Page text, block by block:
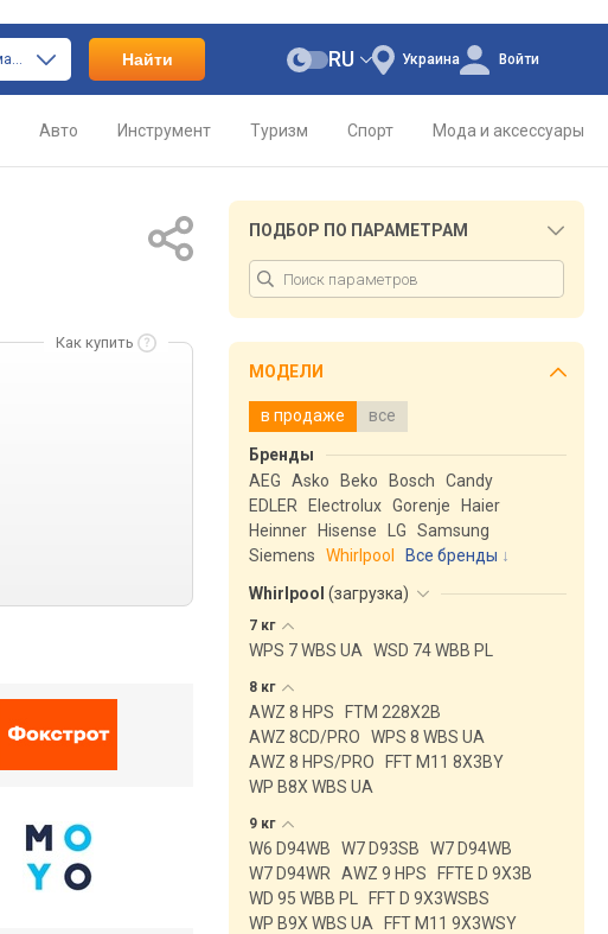
только сушильные машины Найти Украина
RU Войти
Авто Инструмент Туризм Спорт Мода и аксессуары
Как купить
ПОДБОР ПО ПАРАМЕТРАМ
МОДЕЛИ
в продаже все
Бренды
AEG
Asko Beko Bosch
Candy
EDLER
Electrolux Gorenje
Haier
Heinner
Hisense LG
Samsung
Siemens
Whirlpool
Все бренды
Whirlpool (загрузка)
7 кг
WPS 7 WBS UA WSD 74 WBB PL
8 кг
AWZ 8 HPS
FTM 228X2B
AWZ 8CD/PRO
WPS 8 WBS UA
AWZ 8 HPS/PRO
FFT M11 8X3BY
WP B8X WBS UA
9 кг
W6 D94WB W7 D93SB
W7 D94WB
W7 D94WR
AWZ 9 HPS
FFTE D 9X3B
WD 95 WBB PL
FFT D 9X3WSBS
WP B9X WBS UA
FFT M11 9X3WSY